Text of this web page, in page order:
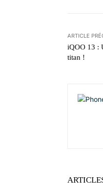
ARTICLE
iQOO 13 :
titan !